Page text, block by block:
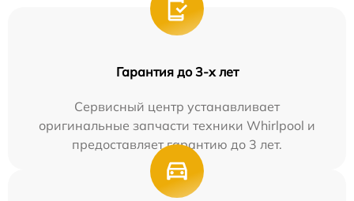
Гарантия до 3-х лет
Сервисный центр устанавливает
оригинальные запчасти техники Whirlpool и
предоставляет гарантию до 3 лет.